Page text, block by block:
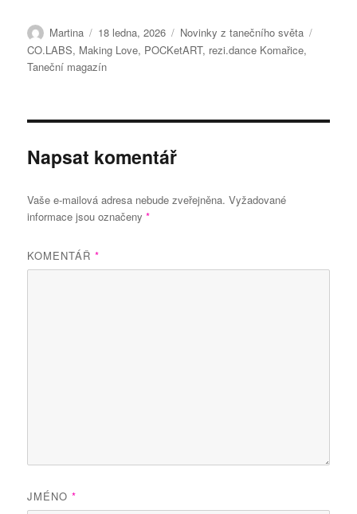
Autor:
Martina Publikováno:
18 ledna, 2026 Rubriky:
Novinky z tanečního světa
CO.LABS, Making Love, POCKetART, rezi.dance Komařice,
Taneční magazín
Napsat komentář
Vaše e-mailová adresa nebude zveřejněna. Vyžadované
informace jsou označeny*
KOMENTÁŘ*
JMÉNO*